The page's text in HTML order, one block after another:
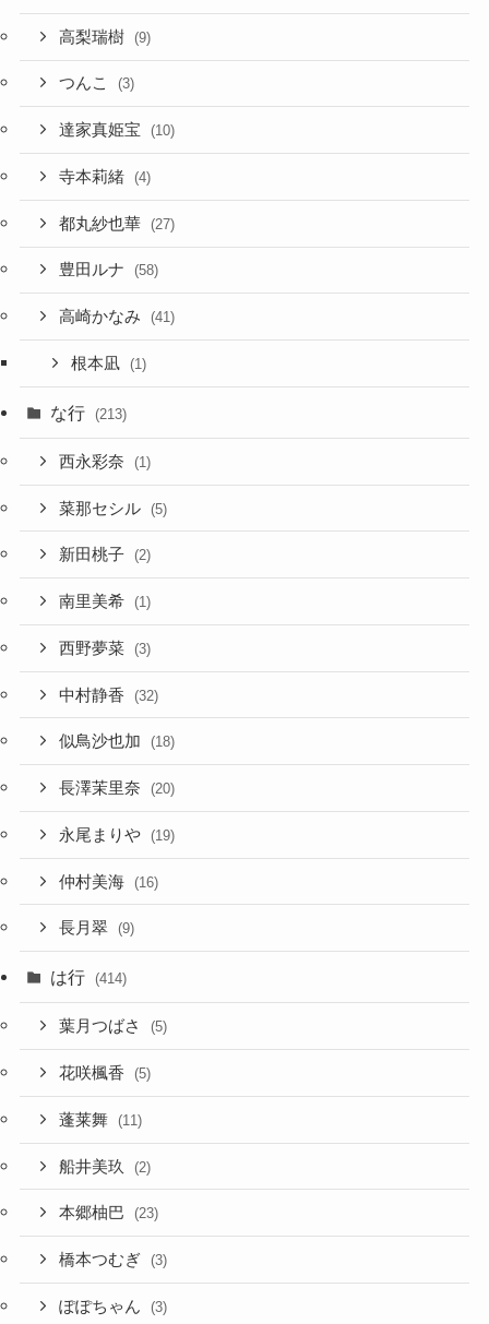
高梨瑞樹 (9)
つんこ (3)
達家真姫宝 (10)
寺本莉緒 (4)
都丸紗也華 (27)
豊田ルナ (58)
高崎かなみ (41)
根本凪 (1)
な行 (213)
西永彩奈 (1)
菜那セシル (5)
新田桃子 (2)
南里美希 (1)
西野夢菜 (3)
中村静香 (32)
似鳥沙也加 (18)
長澤茉里奈 (20)
永尾まりや (19)
仲村美海 (16)
長月翠 (9)
は行 (414)
葉月つばさ (5)
花咲楓香 (5)
蓬莱舞 (11)
船井美玖 (2)
本郷柚巴 (23)
橋本つむぎ (3)
ぽぽちゃん (3)